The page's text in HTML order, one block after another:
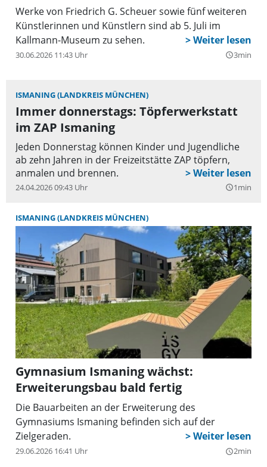
Werke von Friedrich G. Scheuer sowie fünf weiteren
Künstlerinnen und Künstlern sind ab 5. Juli im
Kallmann-Museum zu sehen.
30.06.2026 11:43 Uhr query_builder3min
ISMANING (LANDKREIS MÜNCHEN)
Immer donnerstags: Töpferwerkstatt
im ZAP Ismaning
Jeden Donnerstag können Kinder und Jugendliche
ab zehn Jahren in der Freizeitstätte ZAP töpfern,
anmalen und brennen.
24.04.2026 09:43 Uhr query_builder1min
ISMANING (LANDKREIS MÜNCHEN)
Gymnasium Ismaning wächst:
Erweiterungsbau bald fertig
Die Bauarbeiten an der Erweiterung des
Gymnasiums Ismaning befinden sich auf der
Zielgeraden.
29.06.2026 16:41 Uhr query_builder2min